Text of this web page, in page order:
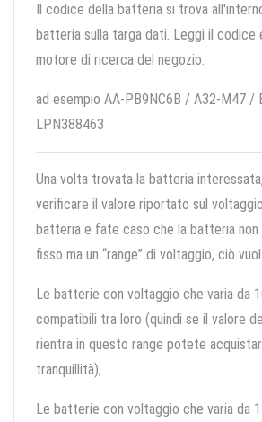
Il codice della batteria si trova
batteria sulla targa dati. Leggi il codice
motore di ricerca del negozio.
ad esempio AA-PB9NC6B / A32-M47 /
LPN388463
Una volta trovata la batteria
verificare il valore riportato sul
batteria e fate caso che la batteria non
fisso ma un “range” di voltaggio, ciò
Le batterie con voltaggio che varia da
compatibili tra loro (quindi se il valore
rientra in questo range potete
tranquillità);
Le batterie con voltaggio che varia da